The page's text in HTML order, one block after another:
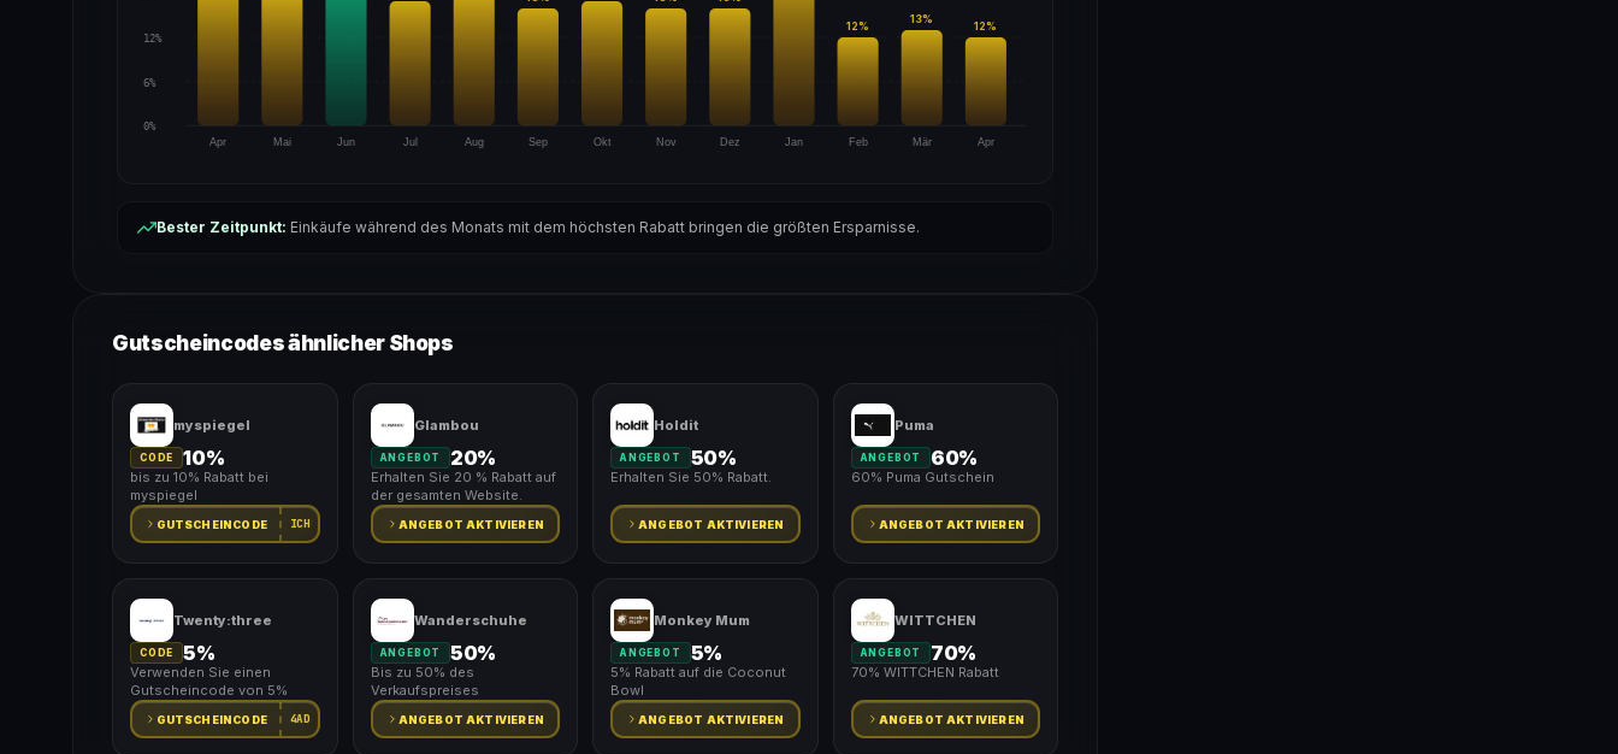
12%
6%
0%
Apr
Mai Jun Jul Aug Sep Okt Nov Dez Jan Feb
12%
Mär
13%
Apr
12%
Bester Zeitpunkt: Einkäufe während des Monats mit dem höchsten Rabatt bringen die größten Ersparnisse.
Gutscheincodes ähnlicher Shops
myspiegel
CODE 10%
bis zu 10% Rabatt bei
myspiegel
GUTSCHEINCODE ICH
Glambou
ANGEBOT 20%
Erhalten Sie 20 % Rabatt auf
der gesamten Website.
ANGEBOT AKTIVIEREN
Holdit
ANGEBOT 50%
Erhalten Sie 50% Rabatt.
ANGEBOT AKTIVIEREN
Puma
ANGEBOT 60%
60% Puma Gutschein
ANGEBOT AKTIVIEREN
Twenty:three
CODE 5%
Verwenden Sie einen
Gutscheincode von 5%
GUTSCHEINCODE 4AD
Wanderschuhe
ANGEBOT 50%
Bis zu 50% des
Verkaufspreises
ANGEBOT AKTIVIEREN
Monkey Mum
ANGEBOT 5%
5% Rabatt auf die Coconut
Bowl
ANGEBOT AKTIVIEREN
WITTCHEN
ANGEBOT 70%
70% WITTCHEN Rabatt
ANGEBOT AKTIVIEREN